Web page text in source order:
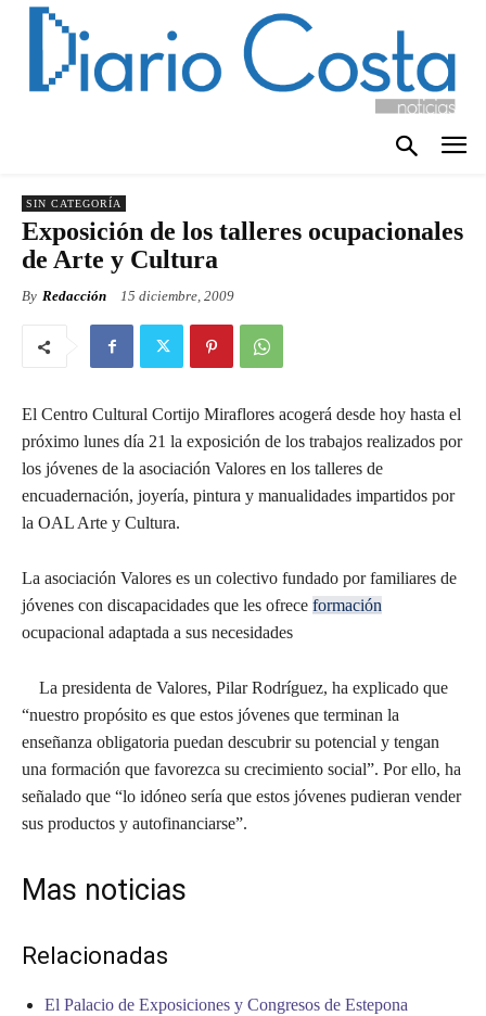
SIN CATEGORÍA
Exposición de los talleres ocupacionales
de Arte y Cultura
By Redacción 15 diciembre, 2009
El Centro Cultural Cortijo Miraflores acogerá desde hoy hasta el
próximo lunes día 21 la exposición de los trabajos realizados por
los jóvenes de la asociación Valores en los talleres de
encuadernación, joyería, pintura y manualidades impartidos por
la OAL Arte y Cultura.
La asociación Valores es un colectivo fundado por familiares de
jóvenes con discapacidades que les ofrece formación
ocupacional adaptada a sus necesidades
La presidenta de Valores, Pilar Rodríguez, ha explicado que
“nuestro propósito es que estos jóvenes que terminan la
enseñanza obligatoria puedan descubrir su potencial y tengan
una formación que favorezca su crecimiento social”. Por ello, ha
señalado que “lo idóneo sería que estos jóvenes pudieran vender
sus productos y autofinanciarse”.
Mas noticias
Relacionadas
El Palacio de Exposiciones y Congresos de Estepona